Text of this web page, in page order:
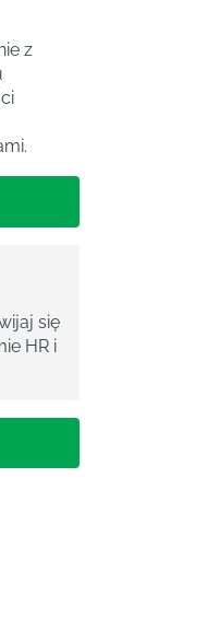
z
się
HR i